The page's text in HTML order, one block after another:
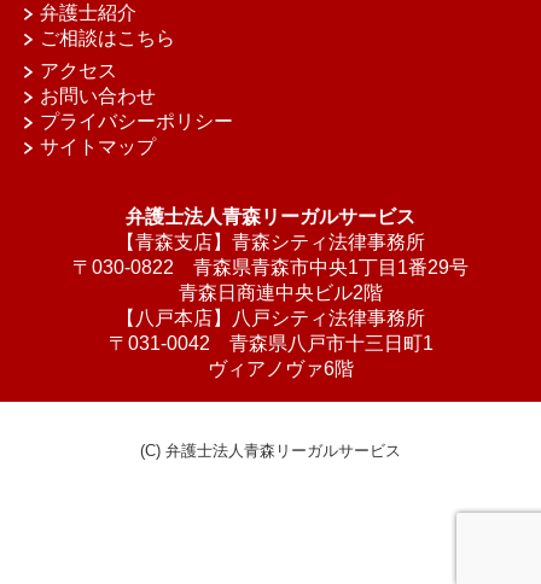
弁護士紹介
ご相談はこちら
アクセス
お問い合わせ
プライバシーポリシー
サイトマップ
弁護士法人青森リーガルサービス
【青森支店】青森シティ法律事務所
〒030-0822 青森県青森市中央1丁目1番29号
青森日商連中央ビル2階
【八戸本店】八戸シティ法律事務所
〒031-0042 青森県八戸市十三日町1
ヴィアノヴァ6階
(C) 弁護士法人青森リーガルサービス